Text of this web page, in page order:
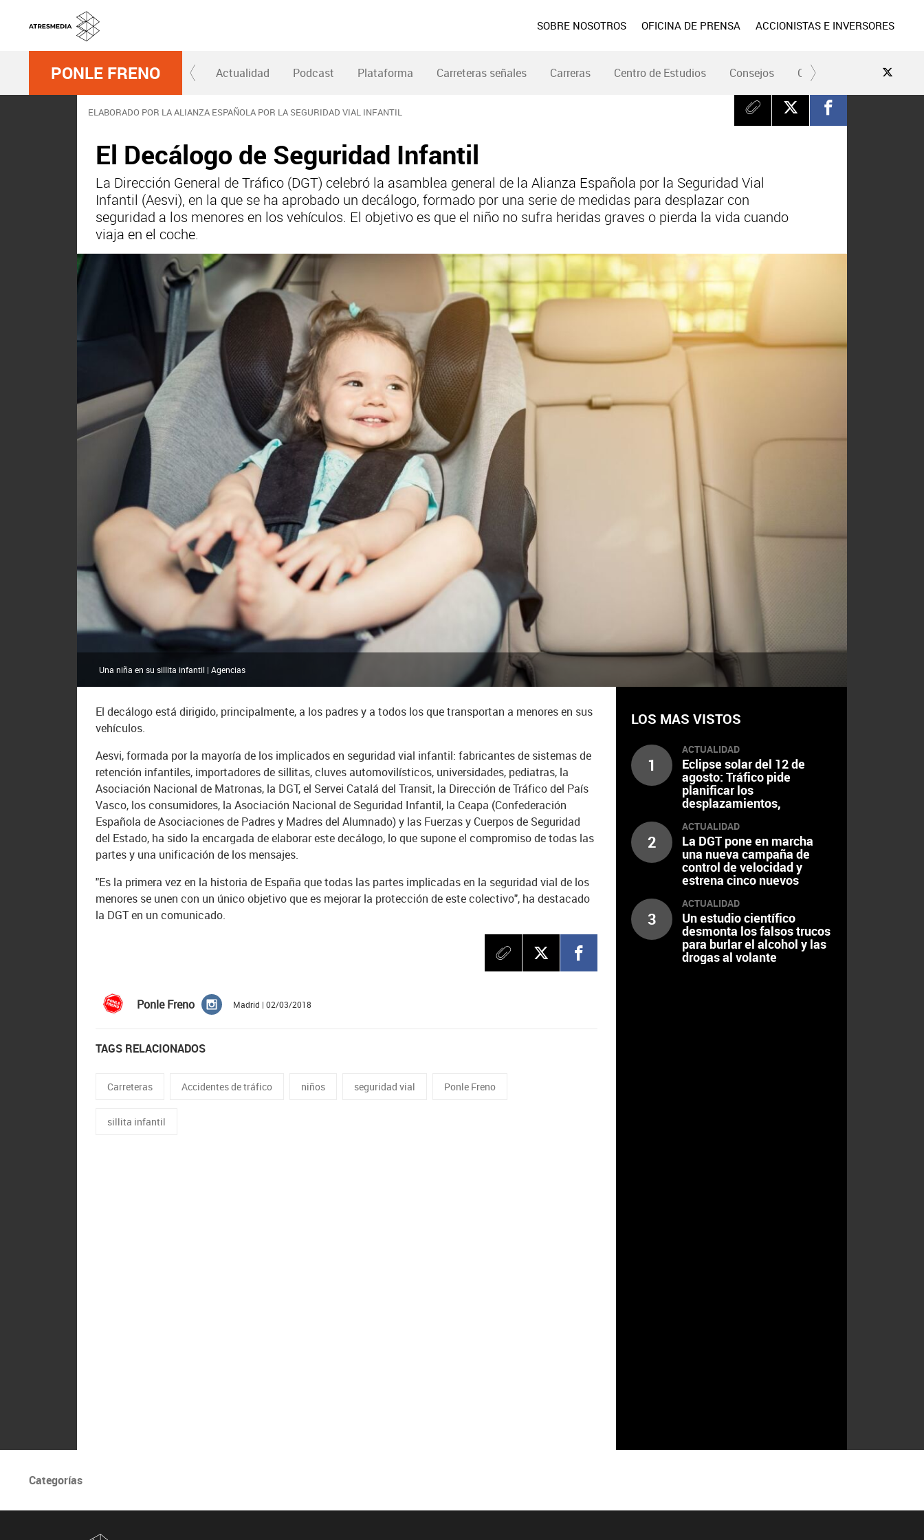
SOBRE NOSOTROS OFICINA DE PRENSA ACCIONISTAS E INVERSORES
PONLE FRENO Actualidad Podcast Plataforma Carreteras señales Carreras Centro de Estudios Consejos Conduce Seguro
ELABORADO POR LA ALIANZA ESPAÑOLA POR LA SEGURIDAD VIAL INFANTIL
El Decálogo de Seguridad Infantil
La Dirección General de Tráfico (DGT) celebró la asamblea general de la Alianza Española por la Seguridad Vial
Infantil (Aesvi), en la que se ha aprobado un decálogo, formado por una serie de medidas para desplazar con
seguridad a los menores en los vehículos. El objetivo es que el niño no sufra heridas graves o pierda la vida cuando
viaja en el coche.
Una niña en su sillita infantil | Agencias
El decálogo está dirigido, principalmente, a los padres y a todos los que transportan a menores en sus
vehículos.
Aesvi, formada por la mayoría de los implicados en seguridad vial infantil: fabricantes de sistemas de
retención infantiles, importadores de sillitas, cluves automovilísticos, universidades, pediatras, la
Asociación Nacional de Matronas, la DGT, el Servei Catalá del Transit, la Dirección de Tráfico del País
Vasco, los consumidores, la Asociación Nacional de Seguridad Infantil, la Ceapa (Confederación
Española de Asociaciones de Padres y Madres del Alumnado) y las Fuerzas y Cuerpos de Seguridad
del Estado, ha sido la encargada de elaborar este decálogo, lo que supone el compromiso de todas las
partes y una unificación de los mensajes.
"Es la primera vez en la historia de España que todas las partes implicadas en la seguridad vial de los
menores se unen con un único objetivo que es mejorar la protección de este colectivo", ha destacado
la DGT en un comunicado.
Ponle Freno Madrid | 02/03/2018
TAGS RELACIONADOS
Carreteras Accidentes de tráfico niños seguridad vial Ponle Freno
sillita infantil
LOS MAS VISTOS
1
ACTUALIDAD
Eclipse solar del 12 de
agosto: Tráfico pide
planificar los
desplazamientos,
escalonar el regreso y
extremar la precaución al
volante
2
ACTUALIDAD
La DGT pone en marcha
una nueva campaña de
control de velocidad y
estrena cinco nuevos
3
ACTUALIDAD
Un estudio científico
desmonta los falsos trucos
para burlar el alcohol y las
drogas al volante
Categorías